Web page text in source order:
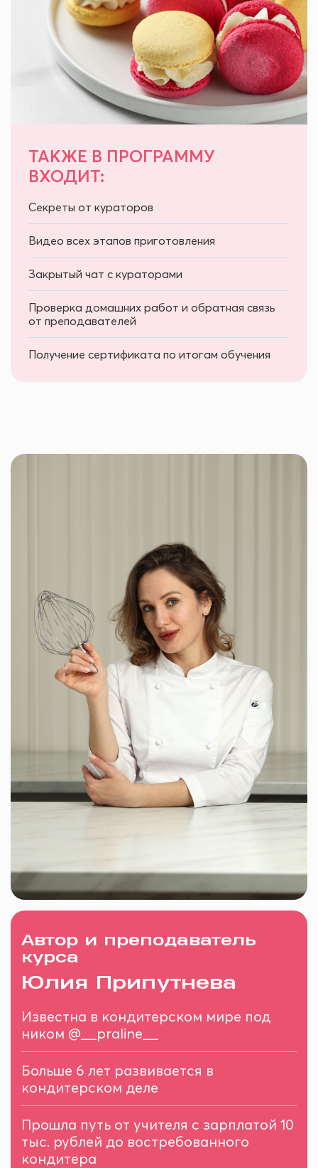
ТАКЖЕ В ПРОГРАММУ
ВХОДИТ:
Секреты от кураторов
Видео всех этапов приготовления
Закрытый чат с кураторами
Проверка домашних работ и обратная связь
от преподавателей
Получение сертификата по итогам обучения
Автор и преподаватель
курса
Юлия Припутнева
Известна в кондитерском мире под
ником @__praline__
Больше 6 лет развивается в
кондитерском деле
Прошла путь от учителя с зарплатой 10
тыс. рублей до востребованного
кондитера